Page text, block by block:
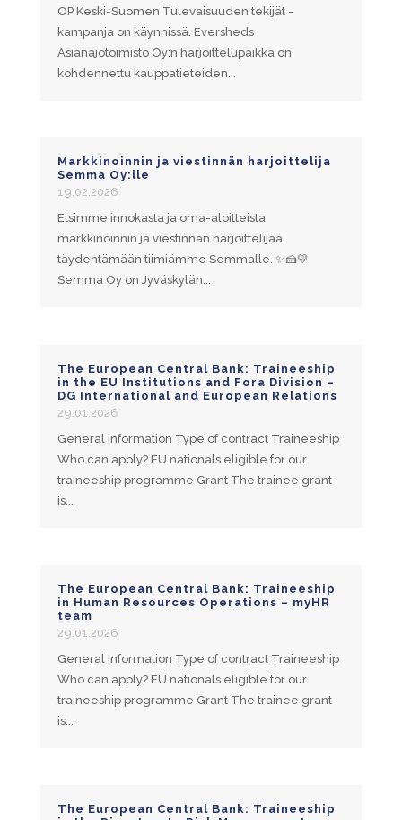
OP Keski-Suomen Tulevaisuuden tekijät -
kampanja on käynnissä. Eversheds
Asianajotoimisto Oy:n harjoittelupaikka on
kohdennettu kauppatieteiden...
Markkinoinnin ja viestinnän harjoittelija
Semma Oy:lle
19.02.2026
Etsimme innokasta ja oma-aloitteista
markkinoinnin ja viestinnän harjoittelijaa
täydentämään tiimiämme Semmalle. ✨🍰💛
Semma Oy on Jyväskylän...
The European Central Bank: Traineeship
in the EU Institutions and Fora Division –
DG International and European Relations
29.01.2026
General Information Type of contract Traineeship
Who can apply? EU nationals eligible for our
traineeship programme Grant The trainee grant
is...
The European Central Bank: Traineeship
in Human Resources Operations – myHR
team
29.01.2026
General Information Type of contract Traineeship
Who can apply? EU nationals eligible for our
traineeship programme Grant The trainee grant
is...
The European Central Bank: Traineeship